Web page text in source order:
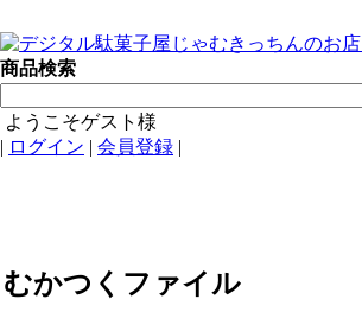
商品検索
ようこそゲスト様
| ログイン | 会員登録 |
むかつくファイル